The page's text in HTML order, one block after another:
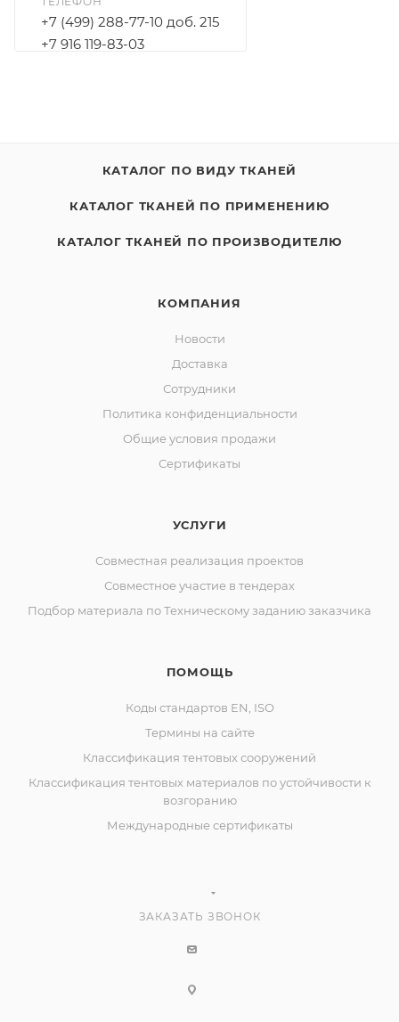
+7 (499) 288-77-10 доб. 215
+7 916 119-83-03
КАТАЛОГ ПО ВИДУ ТКАНЕЙ
КАТАЛОГ ТКАНЕЙ ПО ПРИМЕНЕНИЮ
КАТАЛОГ ТКАНЕЙ ПО ПРОИЗВОДИТЕЛЮ
КОМПАНИЯ
Новости
Доставка
Сотрудники
Политика конфиденциальности
Общие условия продажи
Сертификаты
УСЛУГИ
Совместная реализация проектов
Совместное участие в тендерах
Подбор материала по Техническому заданию заказчика
ПОМОЩЬ
Коды стандартов EN, ISO
Термины на сайте
Классификация тентовых сооружений
Классификация тентовых материалов по устойчивости к
возгоранию
Международные сертификаты
ЗАКАЗАТЬ ЗВОНОК